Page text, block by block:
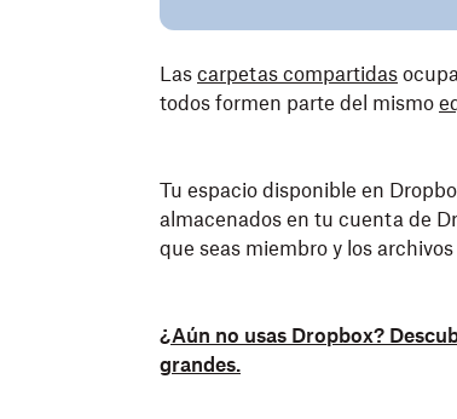
Las carpetas compartidas
todos formen parte del mismo
Tu espacio disponible en
almacenados en tu cuenta de
que seas miembro y los
¿Aún no usas Dropbox?
grandes.